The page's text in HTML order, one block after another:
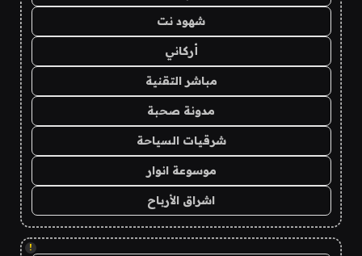
شهود نت
أركاني
مباشر التقنية
مدونة صحبة
شرقيات السياحة
موسوعة انوار
اشراق الأرباح
!